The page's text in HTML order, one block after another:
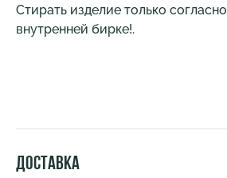
Стирать изделие только
внутренней бирке!.
Доставка